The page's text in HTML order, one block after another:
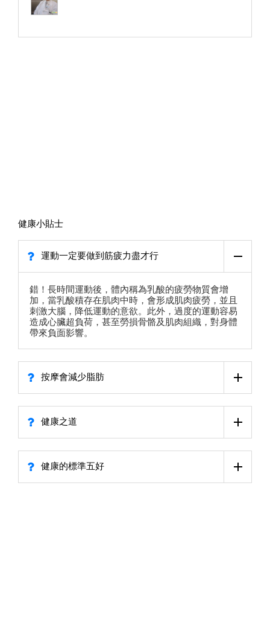
健康小貼士
運動一定要做到筋疲力盡才行
錯！長時間運動後，體內稱為乳酸的疲勞物質會增
加，當乳酸積存在肌肉中時，會形成肌肉疲勞，並且
刺激大腦，降低運動的意欲。此外，過度的運動容易
造成心臟超負荷，甚至勞損骨骼及肌肉組織，對身體
帶來負面影響。
按摩會減少脂肪
健康之道
健康的標準五好